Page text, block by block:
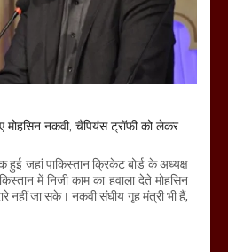
मोहसिन नकवी, चैंपियंस ट्रॉफी को लेकर
हुई जहां पाकिस्तान क्रिकेट बोर्ड के अध्यक्ष
में निजी काम का हवाला देते मोहसिन
नहीं जा सके। नकवी संघीय गृह मंत्री भी हैं,